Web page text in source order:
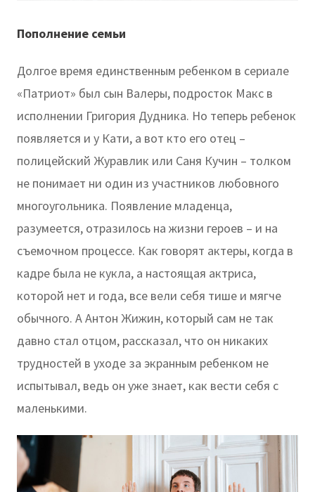
Пополнение семьи
Долгое время единственным ребенком в сериале
«Патриот» был сын Валеры, подросток Макс в
исполнении Григория Дудника. Но теперь ребенок
появляется и у Кати, а вот кто его отец –
полицейский Журавлик или Саня Кучин – толком
не понимает ни один из участников любовного
многоугольника. Появление младенца,
разумеется, отразилось на жизни героев – и на
съемочном процессе. Как говорят актеры, когда в
кадре была не кукла, а настоящая актриса,
которой нет и года, все вели себя тише и мягче
обычного. А Антон Жижин, который сам не так
давно стал отцом, рассказал, что он никаких
трудностей в уходе за экранным ребенком не
испытывал, ведь он уже знает, как вести себя с
маленькими.